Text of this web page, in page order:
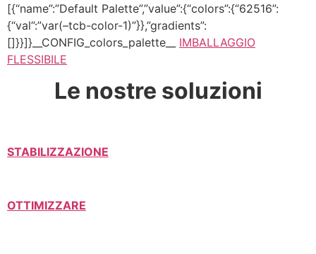
[{“name”:”Default Palette”,”value”:{“colors”:{“62516”:
{“val”:”var(–tcb-color-1)”}},”gradients”:
[]}}]}__CONFIG_colors_palette__ IMBALLAGGIO
FLESSIBILE
Le nostre soluzioni
STABILIZZAZIONE
OTTIMIZZARE